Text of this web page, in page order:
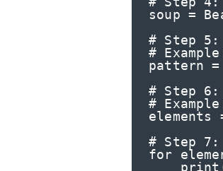
soup =
# Step
#
pattern
# Step 6:
#
# Step
for